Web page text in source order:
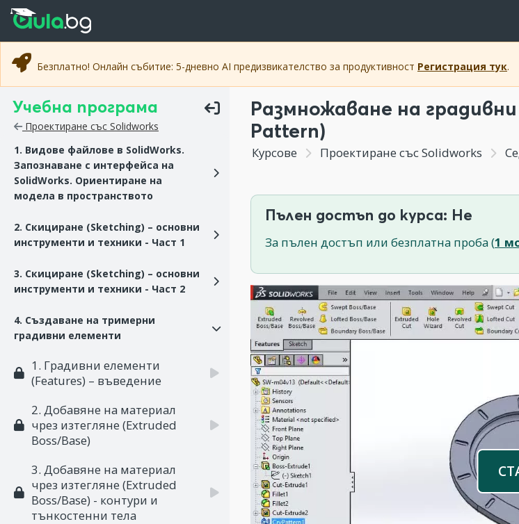
Прескочи към основното съдържание
Прескочи към навигацията
Безплатно! Онлайн събитие: 5-дневно AI предизвикателство за продуктивност Регистрация тук.
Учебна програма
Проектиране със Solidworks
1. Видове файлове в SolidWorks.
Запознаване с интерфейса на
SolidWorks. Ориентиране на
модела в пространството
2. Скициране (Sketching) – основни
инструменти и техники - Част 1
3. Скициране (Sketching) – основни
инструменти и техники - Част 2
4. Създаване на тримерни
градивни елементи
1. Градивни елементи
(Features) – въведение
2. Добавяне на материал
чрез изтегляне (Extruded
Boss/Base)
3. Добавяне на материал
чрез изтегляне (Extruded
Boss/Base) - контури и
тънкостенни тела
Размножаване на
Pattern)
Курсове Проектиране със Solidworks
Пълен достъп до курса: Не
За пълен достъп или безплатна проба (1